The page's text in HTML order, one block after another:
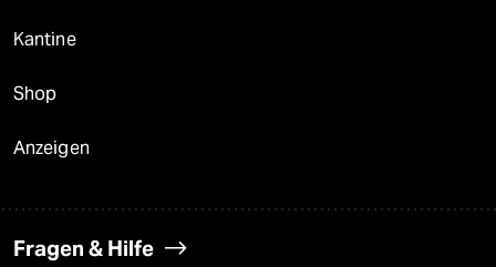
Kantine
Shop
Anzeigen
Fragen & Hilfe